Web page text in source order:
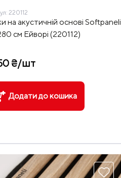
220112
на акустичній основі Softpaneli
см Ейворі (220112)
₴/шт
Додати до кошика